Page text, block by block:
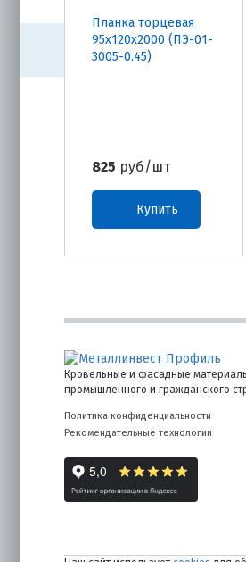
Планка торцевая
95х120х2000 (ПЭ-01-
3005-0.45)
825 руб/шт
Купить
Кровельные и фасадные
промышленного и гражданского
Политика конфиденциальности
Рекомендательные технологии